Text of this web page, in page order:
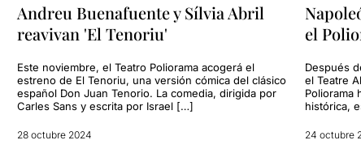
Andreu Buenafuente y Sílvia Abril
reavivan 'El Tenoriu'
Este noviembre, el Teatro Poliorama acogerá el
estreno de El Tenoriu, una versión cómica del clásico
español Don Juan Tenorio. La comedia, dirigida por
Carles Sans y escrita por Israel […]
28 octubre 2024
el
Después
el Teatre
Poliorama
histórica,
24 octubre